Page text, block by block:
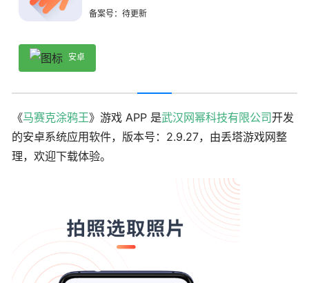
备案号：待更新
安卓
《马赛克涂鸦王》游戏 APP 是武汉网幂科技有限公司开发
的安卓系统应用软件，版本号：2.9.27，由丢塔游戏网整
理，欢迎下载体验。